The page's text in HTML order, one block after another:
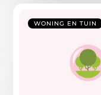
WONING EN TUIN